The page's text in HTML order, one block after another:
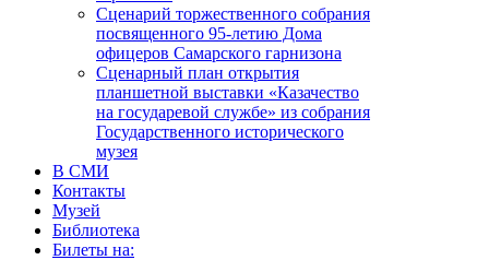
Сценарий торжественного собрания
посвященного 95-летию Дома
офицеров Самарского гарнизона
Сценарный план открытия
планшетной выставки «Казачество
на государевой службе» из собрания
Государственного исторического
музея
В СМИ
Контакты
Музей
Библиотека
Билеты на: